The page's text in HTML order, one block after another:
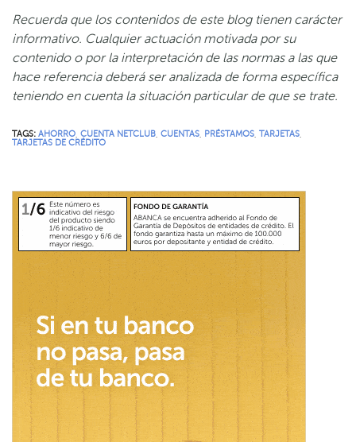
Recuerda que los contenidos de este blog tienen carácter
informativo. Cualquier actuación motivada por su
contenido o por la interpretación de las normas a las que
hace referencia deberá ser analizada de forma específica
teniendo en cuenta la situación particular de que se trate.
TAGS: AHORRO CUENTA NETCLUB CUENTAS PRÉSTAMOS TARJETAS
TARJETAS DE CRÉDITO